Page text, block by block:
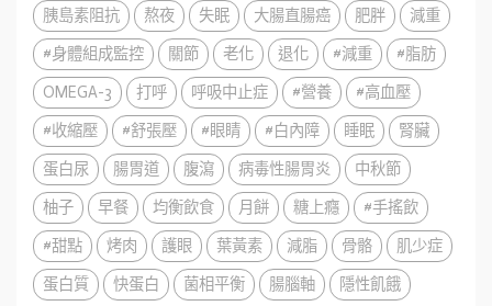
胰島素阻抗
熬夜 失眠 大腸直腸癌 肥胖
減重
#身體組成監控
關節 老化 退化 #減重
#脂肪
OMEGA-3
打呼 呼吸中止症 #營養
#高血壓
#收縮壓
#舒張壓 #眼睛 #白內障 睡眠
腎臟
蛋白尿
腸胃道 腹瀉 病毒性腸胃炎
中秋節
柚子
早餐 均衡飲食 月餅 糖上癮
#手搖飲
#甜點
烤肉 護眼 葉黃素 減脂 骨骼
肌少症
蛋白質
快蛋白 菌相平衡 腸腦軸
隱性飢餓